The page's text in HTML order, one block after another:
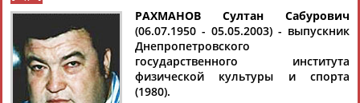
Найдено: 13181персон Расширенный поиск
Тяжелая атлетика
РАХМАНОВ Султан Сабурович
(06.07.1950 - 05.05.2003) - выпускник
Днепропетровского
государственного института
физической культуры и спорта
(1980).